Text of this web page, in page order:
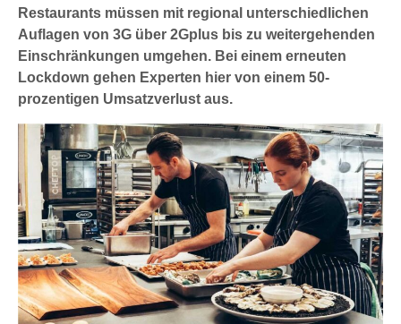
Restaurants müssen mit regional unterschiedlichen
Auflagen von 3G über 2Gplus bis zu weitergehenden
Einschränkungen umgehen. Bei einem erneuten
Lockdown gehen Experten hier von einem 50-
prozentigen Umsatzverlust aus.